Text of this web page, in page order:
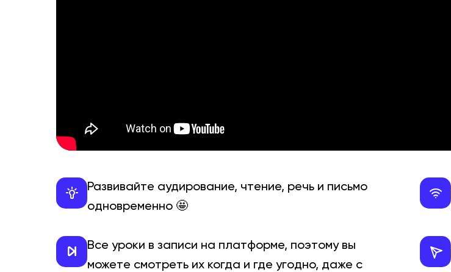
Развивайте аудирование, чтение, речь и письмо
одновременно 🤩
Все уроки в записи на платформе, поэтому вы
можете смотреть их когда и где угодно, даже с